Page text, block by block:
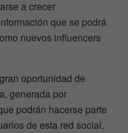
a crecer
que se podrá
nuevos influencers
oportunidad de
generada por
podrán hacerse parte
de esta red social,